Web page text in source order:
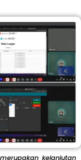
kelanjutan